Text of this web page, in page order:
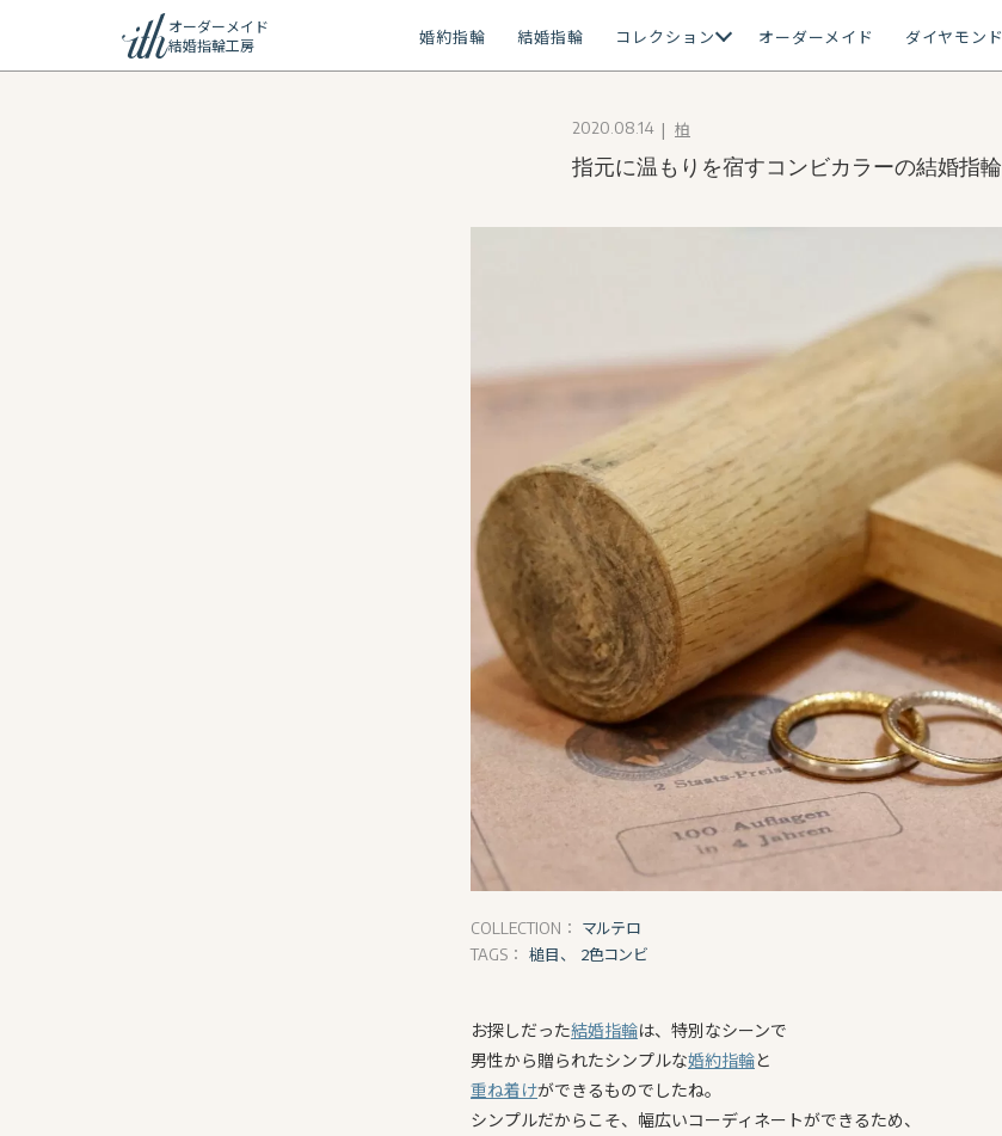
オーダーメイド
結婚指輪工房
婚約指輪 結婚指輪 コレクション オーダーメイド ダイヤモンド
2020.08.14 柏
指元に温もりを宿すコンビカラーの結婚指輪
COLLECTION： マルテロ
TAGS： 槌目、 2色コンビ
お探しだった結婚指輪は、特別なシーンで
男性から贈られたシンプルな婚約指輪と
重ね着けができるものでしたね。
シンプルだからこそ、幅広いコーディネートができるため、